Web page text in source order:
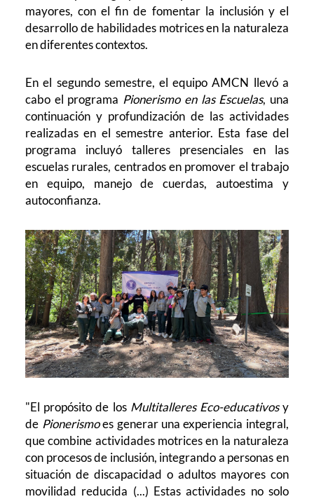
mayores, con el fin de fomentar la inclusión y el
desarrollo de habilidades motrices en la naturaleza
en diferentes contextos.
En el segundo semestre, el equipo AMCN llevó a
cabo el programa Pionerismo en las Escuelas, una
continuación y profundización de las actividades
realizadas en el semestre anterior. Esta fase del
programa incluyó talleres presenciales en las
escuelas rurales, centrados en promover el trabajo
en equipo, manejo de cuerdas, autoestima y
autoconfianza.
"El propósito de los Multitalleres Eco-educativosy
de Pionerismoes generar una experiencia integral,
que combine actividades motrices en la naturaleza
con procesos de inclusión, integrando a personas en
situación de discapacidad o adultos mayores con
movilidad reducida (...) Estas actividades no solo